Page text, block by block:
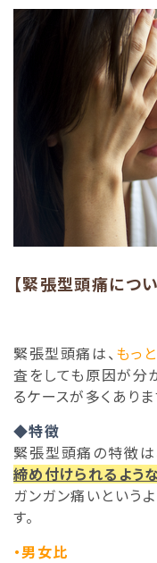
【緊張型頭痛につい
緊張型頭痛は、 もっ
査をしても原因が分
るケースが多くありま
◆特徴
緊張型頭痛の特徴は
締め付けられるよう
ガンガン痛いというよ
す。
・男女比